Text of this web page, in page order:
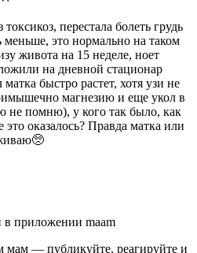
перестала болеть грудь
меньше, это нормально на таком
живота на 15 неделе, ноет
на дневной стационар
быстро растет, хотя узи не
магнезию и еще укол в
не помню), у кого так было, как
оказалось? Правда матка или
в приложении maam
мам — публикуйте, реагируйте и